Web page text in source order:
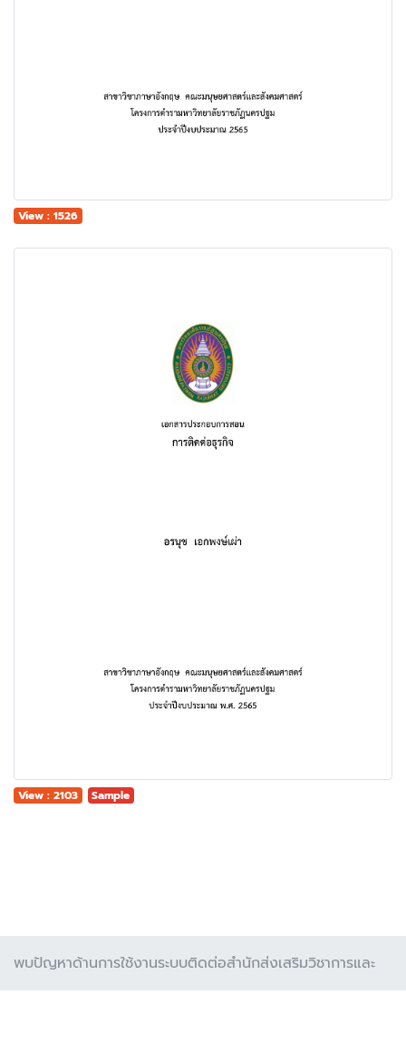
View : 1526
View : 2103 Sample
พบปัญหาด้านการใช้งานระบบติดต่อสำนักส่งเสริมวิชาการและ